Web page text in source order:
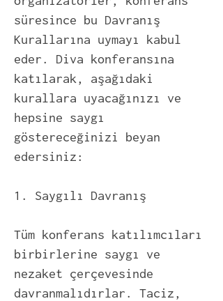
süresince bu Davranış
Kurallarına uymayı kabul
eder. Diva konferansına
katılarak, aşağıdaki
kurallara uyacağınızı ve
hepsine saygı
göstereceğinizi beyan
edersiniz:
1. Saygılı Davranış
Tüm konferans katılımcıları
birbirlerine saygı ve
nezaket çerçevesinde
davranmalıdırlar. Taciz,